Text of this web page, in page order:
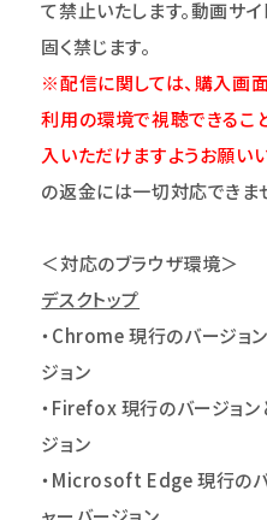
て禁止いたします。動画サ
固く禁じます。
※配信に関しては、購入画
利用の環境で視聴できるこ
入いただけますようお願い
の返金には一切対応できま
＜対応のブラウザ環境＞
デスクトップ
・Chrome 現行のバージョ
ジョン
・Firefox 現行のバージョン
ジョン
・Microsoft Edge 現行のバ